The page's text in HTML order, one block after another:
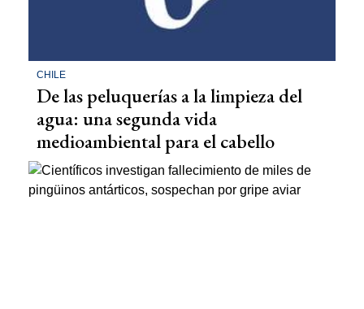
CHILE
De las peluquerías a la limpieza del
agua: una segunda vida
medioambiental para el cabello